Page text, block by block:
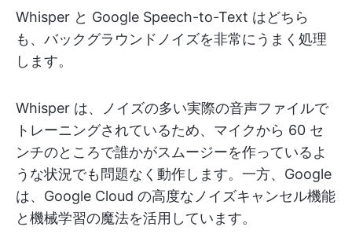
Whisper と Google Speech-to-Text はどちら
も、バックグラウンドノイズを非常にうまく処理
します。
Whisper は、ノイズの多い実際の音声ファイルで
トレーニングされているため、マイクから 60 セ
ンチのところで誰かがスムージーを作っているよ
うな状況でも問題なく動作します。一方、Google
は、Google Cloud の高度なノイズキャンセル機能
と機械学習の魔法を活用しています。